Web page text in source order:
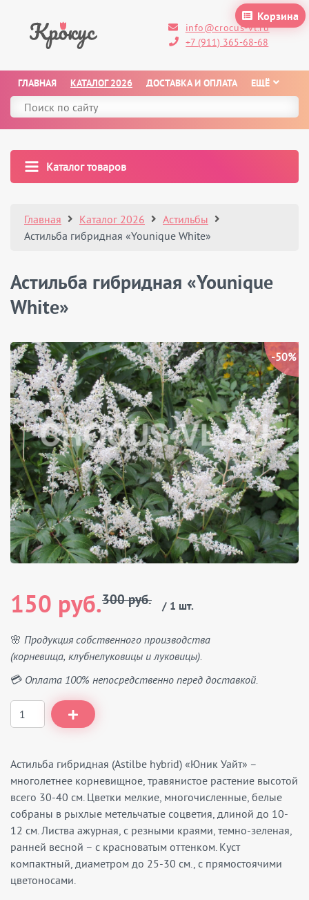
Корзина
info@crocus-vl.ru
+7 (911) 365-68-68
ГЛАВНАЯ КАТАЛОГ 2026 ДОСТАВКА И ОПЛАТА ЕЩЁ
Каталог товаров
Главная Каталог 2026
Астильбы
Астильба гибридная «Younique White»
Астильба гибридная «Younique
White»
-50%
150 руб.300 руб. / 1 шт.
🌸 Продукция собственного производства
(корневища, клубнелуковицы и луковицы).
💳 Оплата 100% непосредственно перед доставкой.
Астильба гибридная (Astilbe hybrid) «Юник Уайт» –
многолетнее корневищное, травянистое растение высотой
всего 30-40 см. Цветки мелкие, многочисленные, белые
собраны в рыхлые метельчатые соцветия, длиной до 10-
12 см. Листва ажурная, с резными краями, темно-зеленая,
ранней весной – с красноватым оттенком. Куст
компактный, диаметром до 25-30 см., с прямостоячими
цветоносами.